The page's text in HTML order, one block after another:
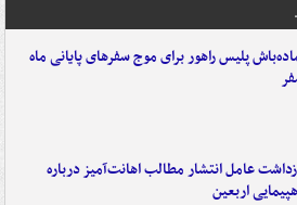
پلیس راهور برای موج سفرهای پایانی ماه
عامل انتشار مطالب اهانت‌آمیز درباره
اربعین